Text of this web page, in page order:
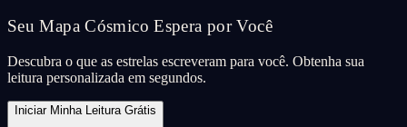
Seu Mapa Cósmico Espera por Você
Descubra o que as estrelas escreveram para você. Obtenha sua
leitura personalizada em segundos.
Iniciar Minha Leitura Grátis